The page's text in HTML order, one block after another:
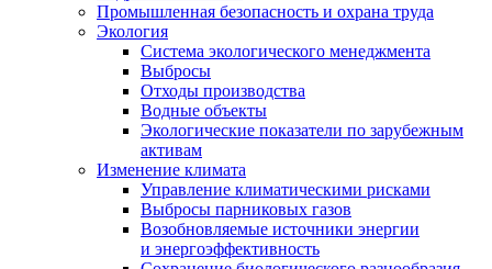
Промышленная безопасность и охрана труда
Экология
Система экологического менеджмента
Выбросы
Отходы производства
Водные объекты
Экологические показатели по зарубежным
активам
Изменение климата
Управление климатическими рисками
Выбросы парниковых газов
Возобновляемые источники энергии
и энергоэффективность